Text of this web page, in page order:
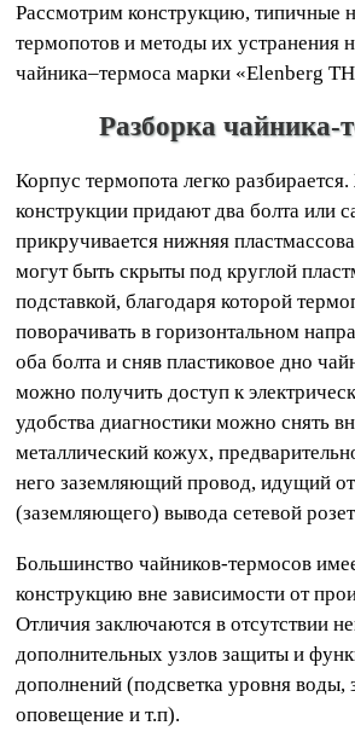
Рассмотрим конструкцию, типичные
термопотов и методы их устранения
чайника–термоса марки «Elenberg
Разборка чайника-
Корпус термопота легко
конструкции придают два болта или
прикручивается нижняя
могут быть скрыты под круглой
подставкой, благодаря которой
поворачивать в горизонтальном
оба болта и сняв пластиковое дно
можно получить доступ к
удобства диагностики можно снять
металлический кожух,
него заземляющий провод, идущий
(заземляющего) вывода сетевой
Большинство чайников-термосов
конструкцию вне зависимости от
Отличия заключаются в отсутствии
дополнительных узлов защиты и
дополнений (подсветка уровня воды,
оповещение и т.п).